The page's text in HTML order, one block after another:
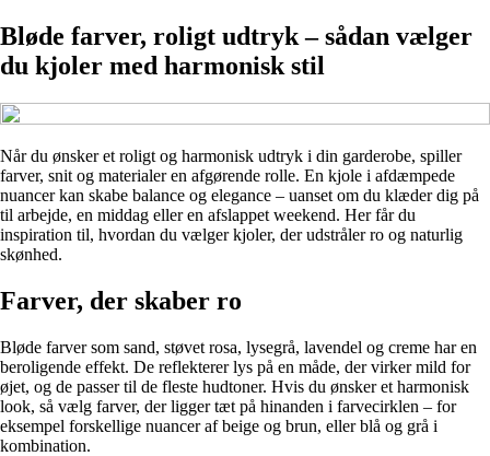
Bløde farver, roligt udtryk – sådan vælger
du kjoler med harmonisk stil
Når du ønsker et roligt og harmonisk udtryk i din garderobe, spiller
farver, snit og materialer en afgørende rolle. En kjole i afdæmpede
nuancer kan skabe balance og elegance – uanset om du klæder dig på
til arbejde, en middag eller en afslappet weekend. Her får du
inspiration til, hvordan du vælger kjoler, der udstråler ro og naturlig
skønhed.
Farver, der skaber ro
Bløde farver som sand, støvet rosa, lysegrå, lavendel og creme har en
beroligende effekt. De reflekterer lys på en måde, der virker mild for
øjet, og de passer til de fleste hudtoner. Hvis du ønsker et harmonisk
look, så vælg farver, der ligger tæt på hinanden i farvecirklen – for
eksempel forskellige nuancer af beige og brun, eller blå og grå i
kombination.